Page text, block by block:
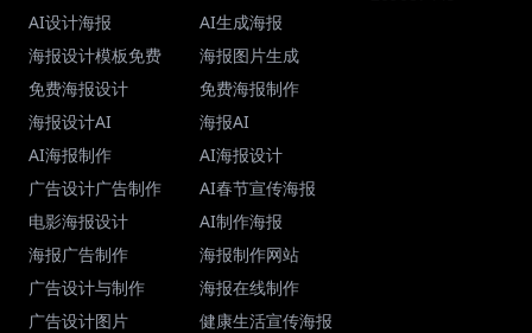
AI设计海报
海报设计模板免费
免费海报设计
海报设计AI
AI海报制作
广告设计广告制作
电影海报设计
海报广告制作
广告设计与制作
广告设计图片
AI生成海报
海报图片生成
免费海报制作
海报AI
AI海报设计
AI春节宣传海报
AI制作海报
海报制作网站
海报在线制作
健康生活宣传海报